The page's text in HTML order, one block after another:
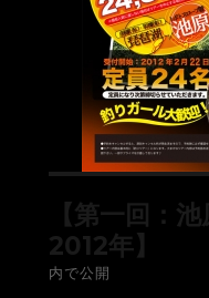
【第一回：
2012年】
内で公開